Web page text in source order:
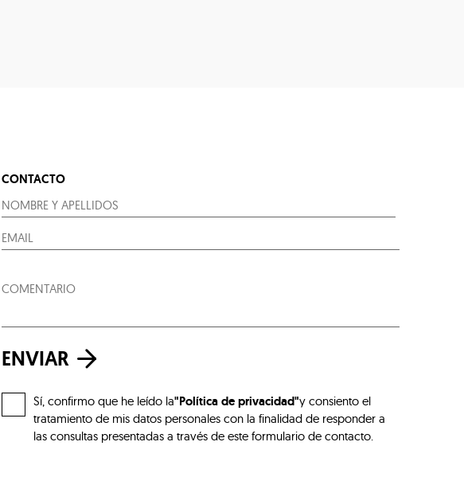
CONTACTO
ENVIAR
Sí, confirmo que he leído la"Política de privacidad"y consiento el
tratamiento de mis datos personales con la finalidad de responder a
las consultas presentadas a través de este formulario de contacto.